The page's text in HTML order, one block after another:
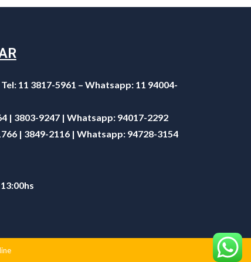
11 3817-5961 – Whatsapp: 11 94004-
| 3803-9247 | Whatsapp: 94017-2292
| 3849-2116 | Whatsapp: 94728-3154